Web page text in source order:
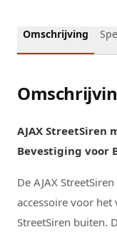
Omschrijving
AJAX StreetSiren
Bevestiging voor
De AJAX
accessoire voor het
StreetSiren buiten.